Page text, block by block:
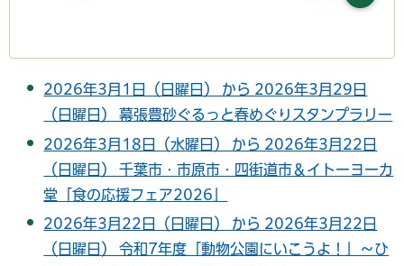
2026年3月1日（日曜日） から 2026年3月29日
（日曜日） 幕張豊砂ぐるっと春めぐりスタンプラリー
2026年3月18日（水曜日） から 2026年3月22日
（日曜日） 千葉市・市原市・四街道市＆イトーヨーカ
堂「食の応援フェア2026」
2026年3月22日（日曜日） から 2026年3月22日
（日曜日） 令和7年度「動物公園にいこうよ！」～ひ